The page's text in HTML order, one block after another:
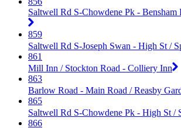
Saltwell Rd S-Chowdene Pk - Bensham
859
Saltwell Rd S-Joseph Swan - High St /
861
Mill Inn / Stockton Road - Colliery Inn
863
Barlow Road - Main Road / Reasby
865
Saltwell Rd S-Chowdene Pk - High St /
866